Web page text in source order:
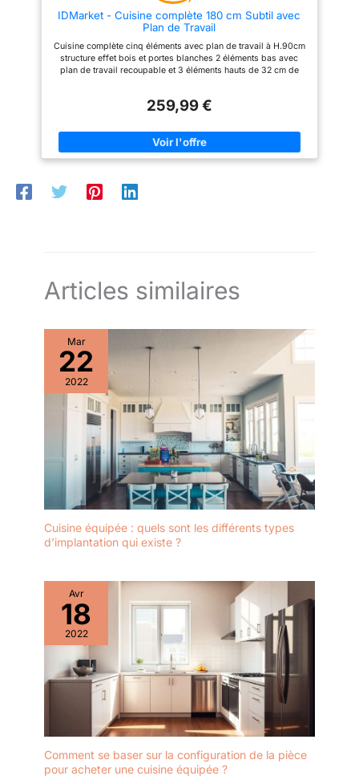
éléments sont pré-percés et
vous recevez un colis unique
inclus. L'installation des
meubles est facile et rapide
grâce à notre notice simple et
IDMarket - Cuisine complète 180 cm Subtil avec
Plan de Travail
Cuisine complète cinq éléments avec plan de travail à H.90cm
structure effet bois et portes blanches 2 éléments bas avec
plan de travail recoupable et 3 éléments hauts de 32 cm de
éléments et façades en PB 15 mm - Plan de travail de 2.5 cm
éléments hauts de 32 cm de profondeur + plan de travail
259,99 €
Articles similaires
Mar
22
2022
Cuisine équipée : quels sont les différents types
d’implantation qui existe ?
Avr
18
2022
Comment se baser sur la configuration de la pièce
pour acheter une cuisine équipée ?